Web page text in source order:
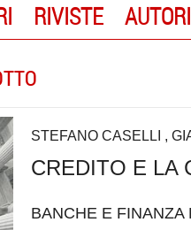
RIVISTE AUTORI
STEFANO CASELLI ,
CREDITO E LA
BANCHE E FINANZA